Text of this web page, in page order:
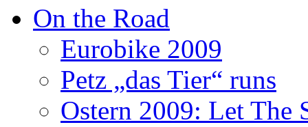
On the Road
Eurobike 2009
Petz „das Tier“ runs
Ostern 2009: Let The